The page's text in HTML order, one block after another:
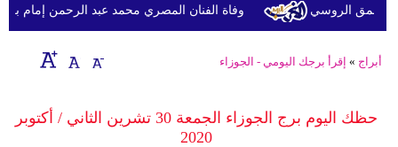
ثقافة
إقتصاد
وموسيقى
وفاة الفنان المصري محمد عبد الرحمن إمام بعد
أبراج » إقرأ برجك اليومي - الجوزاء
حظك اليوم برج الجوزاء الجمعة 30 تشرين الثاني / أكتوبر
2020